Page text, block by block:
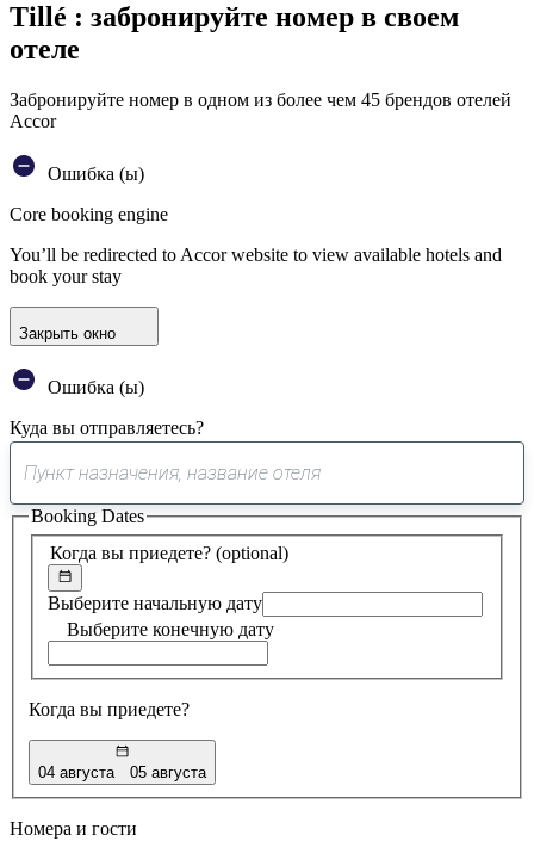
Tillé : забронируйте номер в своем
отеле
Забронируйте номер в одном из более чем 45 брендов отелей
Accor
Ошибка (ы)
Core booking engine
You’ll be redirected to Accor website to view available hotels and
book your stay
Закрыть окно
Ошибка (ы)
Куда вы отправляетесь?
0
предложение
найдено
Когда вы приедете? (optional)
Выберите начальную дату
Выберите конечную дату
Когда вы приедете?
04 августа 05 августа
Booking Dates
Номера и гости